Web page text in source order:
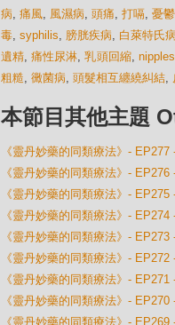
病, 痛風, 風濕病,頭痛,打嗝,憂鬱
毒, syphilis, 膀胱疾病, 白萊特氏病
遺精, 痛性尿淋,乳頭回縮,
粗糙, 黴菌病, 頭髮相互纏繞糾結,
本節目其他主題
《靈丹妙藥的同類療法》-
《靈丹妙藥的同類療法》-
《靈丹妙藥的同類療法》-
《靈丹妙藥的同類療法》-
《靈丹妙藥的同類療法》-
《靈丹妙藥的同類療法》-
《靈丹妙藥的同類療法》-
《靈丹妙藥的同類療法》-
《靈丹妙藥的同類療法》-